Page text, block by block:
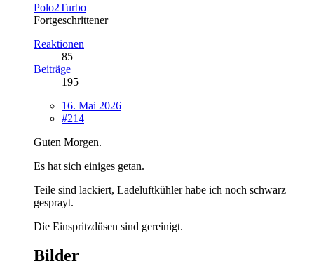
Polo2Turbo
Fortgeschrittener
Reaktionen
85
Beiträge
195
16. Mai 2026
#214
Guten Morgen.
Es hat sich einiges getan.
Teile sind lackiert, Ladeluftkühler habe ich noch schwarz
gesprayt.
Die Einspritzdüsen sind gereinigt.
Bilder